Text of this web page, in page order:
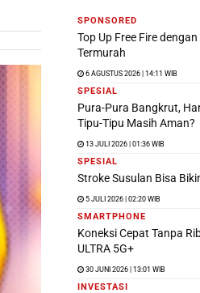
SPONSORED
Top Up Free Fire
Termurah
6 AGUSTUS 2026 | 14:11 WIB
SPESIAL
Pura-Pura Bangkrut,
Tipu-Tipu Masih Aman?
13 JULI 2026 | 01:36 WIB
SPESIAL
Stroke Susulan Bisa
5 JULI 2026 | 02:20 WIB
SMARTPHONE
Koneksi Cepat Tanpa
ULTRA 5G+
30 JUNI 2026 | 13:01 WIB
INVESTASI